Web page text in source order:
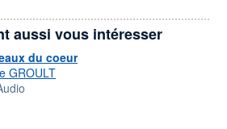
aussi vous intéresser
du coeur
GROULT